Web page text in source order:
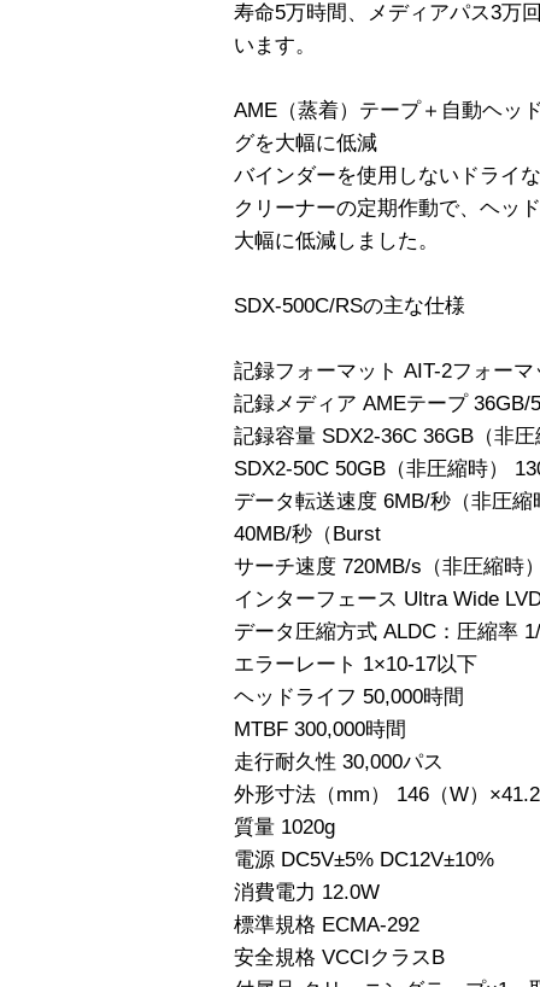
寿命5万時間、メディアパス3万
います。
AME（蒸着）テープ＋自動ヘッ
グを大幅に低減
バインダーを使用しないドライ
クリーナーの定期作動で、ヘッ
大幅に低減しました。
SDX-500C/RSの主な仕様
記録フォーマット AIT-2フォーマ
記録メディア AMEテープ 36GB/
記録容量 SDX2-36C 36GB（非
SDX2-50C 50GB（非圧縮時）
データ転送速度 6MB/秒（非圧
40MB/秒（Burst
サーチ速度 720MB/s（非圧縮時
インターフェース Ultra Wide
データ圧縮方式 ALDC：圧縮率
エラーレート 1×10-17以下
ヘッドライフ 50,000時間
MTBF 300,000時間
走行耐久性 30,000パス
外形寸法（mm） 146（W）
質量 1020g
電源 DC5V±5% DC12V±10%
消費電力 12.0W
標準規格 ECMA-292
安全規格 VCCIクラスB